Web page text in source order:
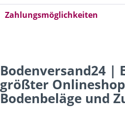
Zahlungsmöglichkeiten
Bodenversand24 |
größter
Bodenbeläge und